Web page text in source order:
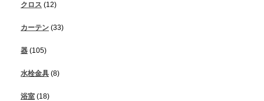
クロス (12)
カーテン (33)
器 (105)
水栓金具 (8)
浴室 (18)